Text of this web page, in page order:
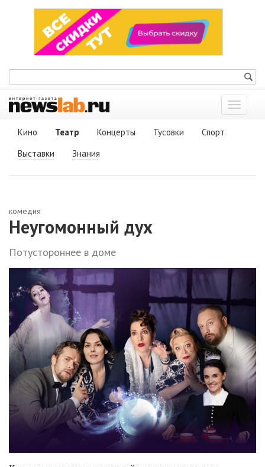
Показать
меню
Кино
Театр Концерты Тусовки
Спорт
Выставки
Знания
комедия
Неугомонный дух
Потустороннее в доме